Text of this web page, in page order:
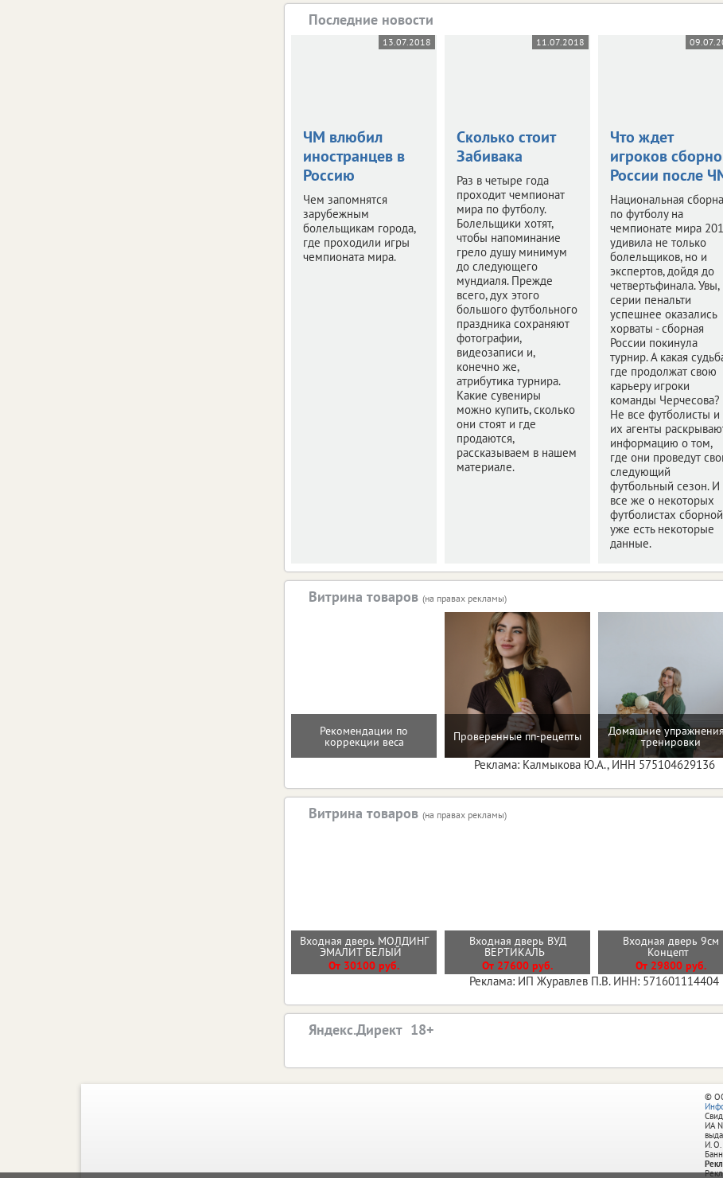
Последние новости
13.07.2018
ЧМ влюбил
иностранцев в
Россию
Чем запомнятся
зарубежным
болельщикам города,
где проходили игры
чемпионата мира.
11.07.2018
Сколько стоит
Забивака
Раз в четыре года
проходит чемпионат
мира по футболу.
Болельщики хотят,
чтобы напоминание
грело душу минимум
до следующего
мундиаля. Прежде
всего, дух этого
большого футбольного
праздника сохраняют
фотографии,
видеозаписи и,
конечно же,
атрибутика турнира.
Какие сувениры
можно купить, сколько
они стоят и где
продаются,
рассказываем в нашем
материале.
Что ждет
игроков
России после
Национальная
по футболу на
чемпионате мира
удивила не только
болельщиков, но и
экспертов, дойдя до
четвертьфинала. Увы,
серии пенальти
успешнее оказались
хорваты - сборная
России покинула
турнир. А какая
где продолжат свою
карьеру игроки
команды Черчесова?
Не все футболисты и
их агенты
информацию о том,
где они проведут
следующий
футбольный сезон. И
все же о некоторых
футболистах сборной
уже есть некоторые
данные.
Витрина товаров (на правах рекламы)
Рекомендации по
коррекции веса Проверенные пп-рецепты Домашние
тренировки
Реклама: Калмыкова Ю.А., ИНН 575104629136
Витрина товаров (на правах рекламы)
Входная дверь МОЛДИНГ
ЭМАЛИТ БЕЛЫЙ
От 30100 руб.
Входная дверь ВУД
ВЕРТИКАЛЬ
От 27600 руб.
Входная дверь 9см
Концепт
От 29800 руб.
Реклама: ИП Журавлев П.В. ИНН: 571601114404
Яндекс.Директ
©
ИА
И. О.